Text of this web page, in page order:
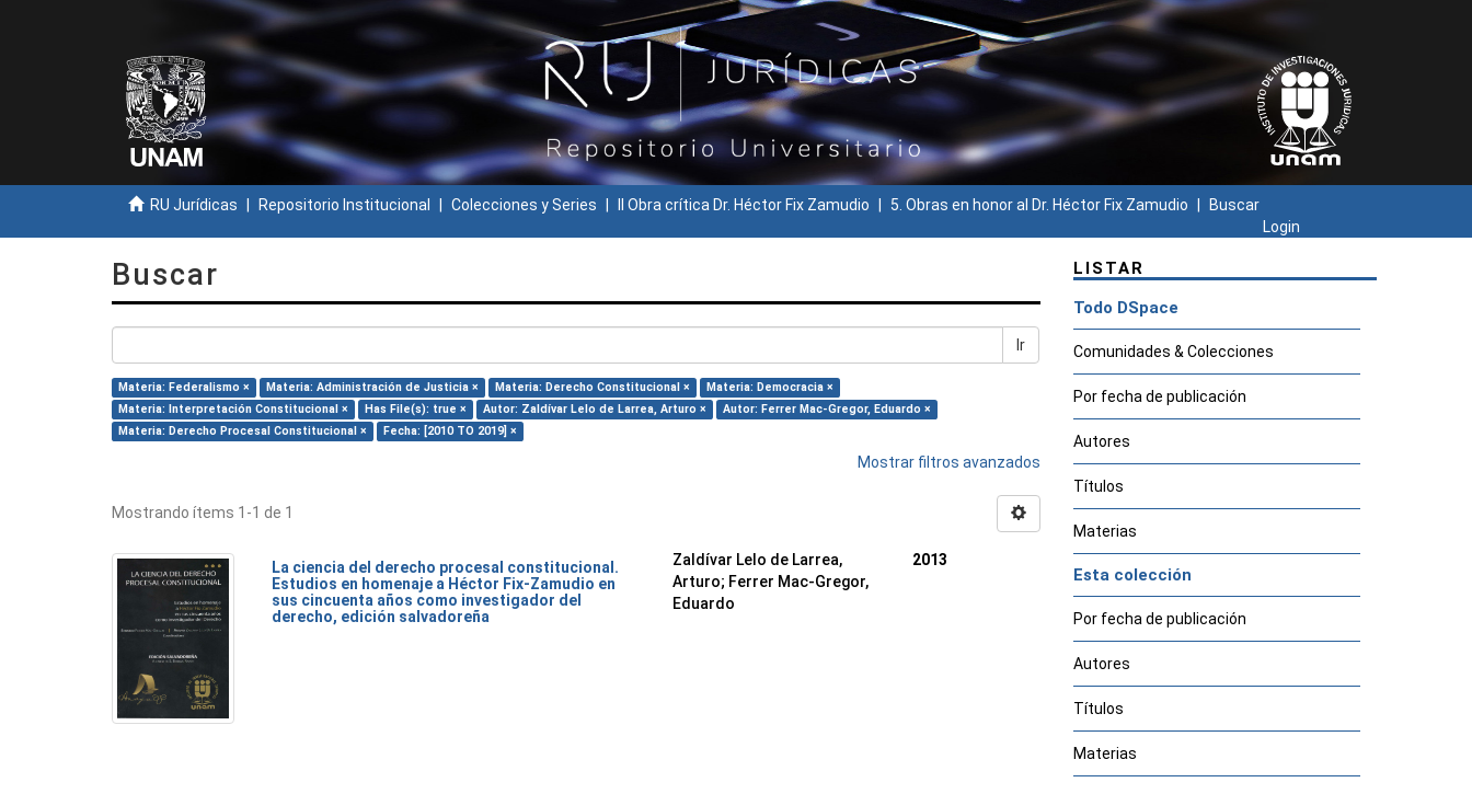
RU Jurídicas Repositorio Institucional Colecciones y Series II Obra crítica Dr. Héctor Fix Zamudio 5. Obras en honor al Dr. Héctor Fix Zamudio
Buscar
Login
Buscar
Ir
Materia: Federalismo × Materia: Administración de Justicia × Materia: Derecho Constitucional ×
Materia: Democracia ×
Materia: Interpretación Constitucional ×
Has File(s): true × Autor: Zaldívar Lelo de Larrea, Arturo ×
Autor: Ferrer Mac-Gregor, Eduardo ×
Materia: Derecho Procesal Constitucional ×
Fecha: [2010 TO 2019] ×
Mostrar filtros avanzados
Mostrando ítems 1-1 de 1
La ciencia del derecho procesal constitucional.
Estudios en homenaje a Héctor Fix-Zamudio en
sus cincuenta años como investigador del
derecho, edición salvadoreña
Zaldívar Lelo de Larrea,
Arturo; Ferrer Mac-Gregor,
Eduardo
2013
LISTAR
Todo DSpace
Comunidades & Colecciones
Por fecha de publicación
Autores
Títulos
Materias
Esta colección
Por fecha de publicación
Autores
Títulos
Materias